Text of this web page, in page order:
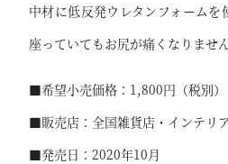
中材に低反発ウレタンフォームを
座っていてもお尻が痛くなりません
■希望小売価格：1,800円（税別）
■販売店：全国雑貨店・インテリ
■発売日：2020年10月